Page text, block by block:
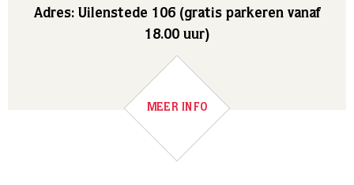
Adres: Uilenstede 106 (gratis parkeren vanaf
18.00 uur)
MEER INFO